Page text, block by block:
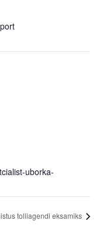
uborka-
tolliagendi eksamiks